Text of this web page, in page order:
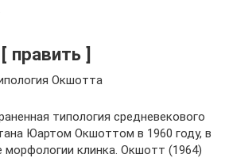
править ]
Окшотта
типология средневекового
Юартом Окшоттом в 1960 году, в
морфологии клинка. Окшотт (1964)